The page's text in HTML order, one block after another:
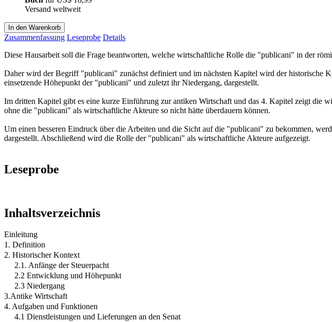
Versand weltweit
In den Warenkorb
Zusammenfassung Leseprobe Details
Diese Hausarbeit soll die Frage beantworten, welche wirtschaftliche Rolle die "publicani" in der
Daher wird der Begriff "publicani" zunächst definiert und im nächsten Kapitel wird der historische
einsetzende Höhepunkt der "publicani" und zuletzt ihr Niedergang, dargestellt.
Im dritten Kapitel gibt es eine kurze Einführung zur antiken Wirtschaft und das 4. Kapitel zeigt die
ohne die "publicani" als wirtschaftliche Akteure so nicht hätte überdauern können.
Um einen besseren Eindruck über die Arbeiten und die Sicht auf die "publicani" zu bekommen,
dargestellt. Abschließend wird die Rolle der "publicani" als wirtschaftliche Akteure aufgezeigt.
Leseprobe
Inhaltsverzeichnis
Einleitung
1. Definition
2. Historischer Kontext
2.1. Anfänge der Steuerpacht
2.2 Entwicklung und Höhepunkt
2.3 Niedergang
3.Antike Wirtschaft
4. Aufgaben und Funktionen
4.1 Dienstleistungen und Lieferungen an den Senat